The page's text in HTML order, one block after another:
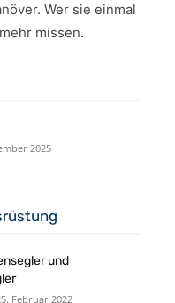
Wer sie einmal
missen.
2025
und
Februar 2022